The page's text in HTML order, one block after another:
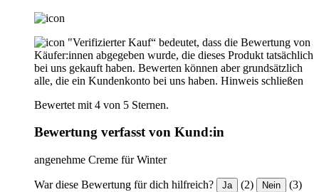
"Verifizierter Kauf“ bedeutet, dass die Bewertung von
Käufer:innen abgegeben wurde, die dieses Produkt tatsächlich
bei uns gekauft haben. Bewerten können aber grundsätzlich
alle, die ein Kundenkonto bei uns haben. Hinweis schließen
Bewertet mit 4 von 5 Sternen.
Bewertung verfasst von Kund:in
angenehme Creme für Winter
War diese Bewertung für dich hilfreich? Ja (2) Nein (3)